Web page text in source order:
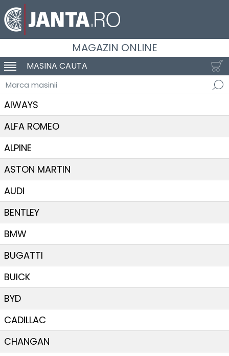
MAGAZIN ONLINE
SCHIMBA NAVIGAREA
MASINA CAUTA
Marca masinii
AIWAYS
ALFA ROMEO
ALPINE
ASTON MARTIN
AUDI
BENTLEY
BMW
BUGATTI
BUICK
BYD
CADILLAC
CHANGAN